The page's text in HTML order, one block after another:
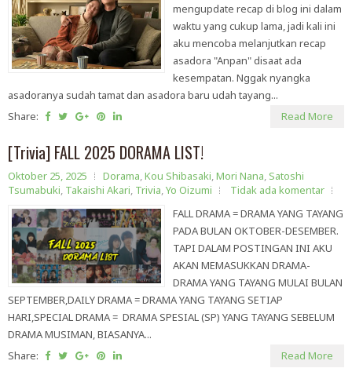
mengupdate recap di blog ini dalam
waktu yang cukup lama, jadi kali ini
aku mencoba melanjutkan recap
asadora "Anpan" disaat ada
kesempatan. Nggak nyangka
asadoranya sudah tamat dan asadora baru udah tayang...
Share:
Read More
[Trivia] FALL 2025 DORAMA LIST!
Oktober 25, 2025 Dorama,Kou Shibasaki,Mori Nana, Satoshi
Tsumabuki, Takaishi Akari, Trivia,Yo Oizumi
Tidak ada komentar
FALL DRAMA = DRAMA YANG TAYANG
PADA BULAN OKTOBER-DESEMBER.
TAPI DALAM POSTINGAN INI AKU
AKAN MEMASUKKAN DRAMA-
DRAMA YANG TAYANG MULAI BULAN
SEPTEMBER,DAILY DRAMA = DRAMA YANG TAYANG SETIAP
HARI,SPECIAL DRAMA = DRAMA SPESIAL (SP) YANG TAYANG SEBELUM
DRAMA MUSIMAN, BIASANYA...
Share:
Read More